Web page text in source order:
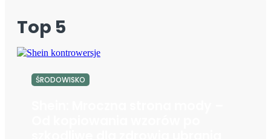
Top 5
ŚRODOWISKO